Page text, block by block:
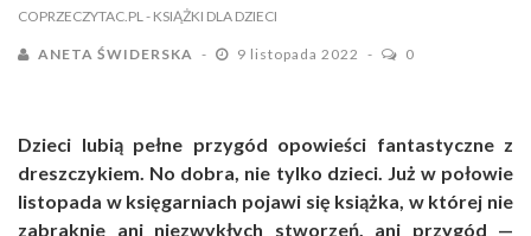
COPRZECZYTAC.PL - KSIĄŻKI DLA DZIECI
ANETA ŚWIDERSKA 9 listopada 2022 0
Dzieci lubią pełne przygód opowieści fantastyczne z
dreszczykiem. No dobra, nie tylko dzieci. Już w połowie
listopada w księgarniach pojawi się książka, w której nie
zabraknie ani niezwykłych stworzeń, ani przygód —